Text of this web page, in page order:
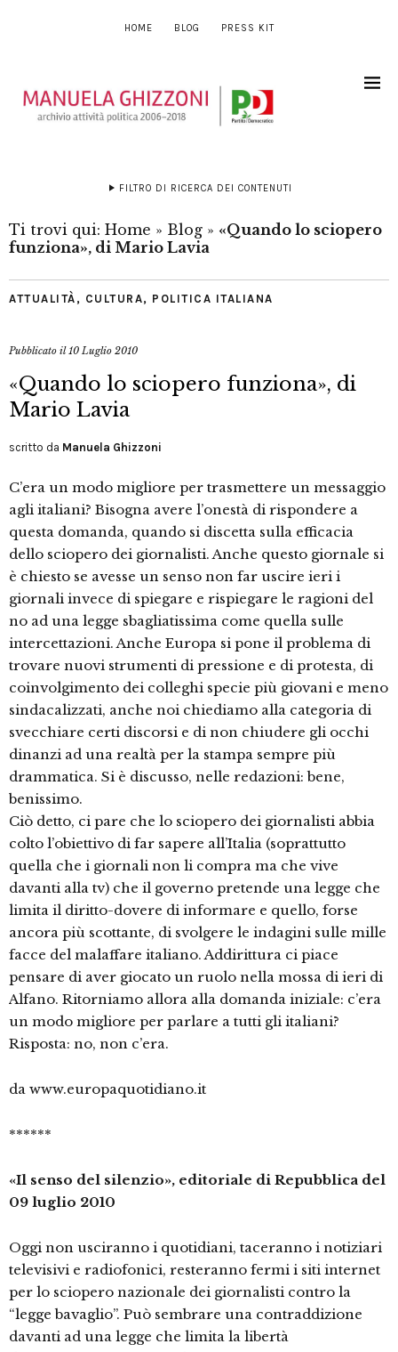
HOME BLOG PRESS KIT
FILTRO DI RICERCA DEI CONTENUTI
Ti trovi qui: Home » Blog » «Quando lo sciopero
funziona», di Mario Lavia
ATTUALITÀ , CULTURA, POLITICA ITALIANA
Pubblicato il10 Luglio 2010
«Quando lo sciopero funziona», di
Mario Lavia
scritto da Manuela Ghizzoni
C’era un modo migliore per trasmettere un messaggio
agli italiani? Bisogna avere l’onestà di rispondere a
questa domanda, quando si discetta sulla efficacia
dello sciopero dei giornalisti. Anche questo giornale si
è chiesto se avesse un senso non far uscire ieri i
giornali invece di spiegare e rispiegare le ragioni del
no ad una legge sbagliatissima come quella sulle
intercettazioni. Anche Europa si pone il problema di
trovare nuovi strumenti di pressione e di protesta, di
coinvolgimento dei colleghi specie più giovani e meno
sindacalizzati, anche noi chiediamo alla categoria di
svecchiare certi discorsi e di non chiudere gli occhi
dinanzi ad una realtà per la stampa sempre più
drammatica. Si è discusso, nelle redazioni: bene,
benissimo.
Ciò detto, ci pare che lo sciopero dei giornalisti abbia
colto l’obiettivo di far sapere all’Italia (soprattutto
quella che i giornali non li compra ma che vive
davanti alla tv) che il governo pretende una legge che
limita il diritto-dovere di informare e quello, forse
ancora più scottante, di svolgere le indagini sulle mille
facce del malaffare italiano. Addirittura ci piace
pensare di aver giocato un ruolo nella mossa di ieri di
Alfano. Ritorniamo allora alla domanda iniziale: c’era
un modo migliore per parlare a tutti gli italiani?
Risposta: no, non c’era.
da www.europaquotidiano.it
******
«Il senso del silenzio», editoriale di Repubblica del
09 luglio 2010
Oggi non usciranno i quotidiani, taceranno i notiziari
televisivi e radiofonici, resteranno fermi i siti internet
per lo sciopero nazionale dei giornalisti contro la
“legge bavaglio”. Può sembrare una contraddizione
davanti ad una legge che limita la libertà